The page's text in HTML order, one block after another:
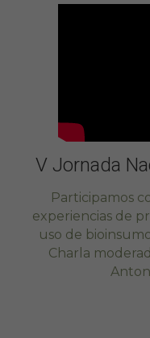
V Jornada
Participamos
experiencias de
uso de
Charla